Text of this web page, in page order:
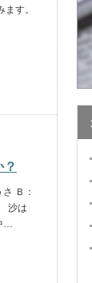
す。
Ｂ：
沙は
…